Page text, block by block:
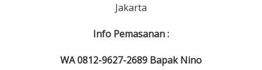
Jakarta
Info Pemasanan :
WA 0812-9627-2689 Bapak Nino